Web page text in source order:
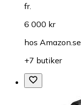
fr.
6 000 kr
hos Amazon.se
+7 butiker